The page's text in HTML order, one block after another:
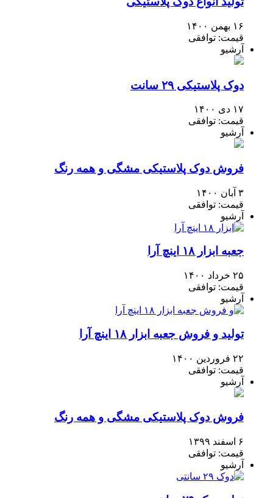
۱۶ بهمن ۱۴۰۰
قیمت: توافقی
آرشیو
دوک پلاستیکی ۲۹ سانت
۱۷ دی ۱۴۰۰
قیمت: توافقی
آرشیو
فروش دوک پلاستیکی مشگی و همه رنگ
۳ آبان ۱۴۰۰
قیمت: توافقی
آرشیو
جعبه ابزار ۱۸ اینچ آرا
۲۵ خرداد ۱۴۰۰
قیمت: توافقی
آرشیو
تولید و فروش جعبه ابزار ۱۸ اینچ آرا
۲۲ فروردین ۱۴۰۰
قیمت: توافقی
آرشیو
فروش دوک پلاستیکی مشگی و همه رنگ
۶ اسفند ۱۳۹۹
قیمت: توافقی
آرشیو